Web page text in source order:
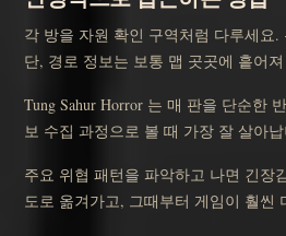
각 방을 자원 확인 구역처럼 다루세요
단, 경로 정보는 보통 맵 곳곳에 흩어
Tung Sahur Horror 는 매 판을 단순한
보 수집 과정으로 볼 때 가장 잘 살아
주요 위협 패턴을 파악하고 나면 긴장
도로 옮겨가고, 그때부터 게임이 훨씬